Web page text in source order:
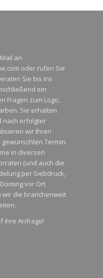
an
oder rufen Sie
Sie bis ins
ein
Fragen zum Logo,
Sie erhalten
nach erfolgter
wir Ihren
Termin.
in diversen
(und auch die
per Siebdruck,
vor Ort
wir die branchenweit
ihre Anfrage!